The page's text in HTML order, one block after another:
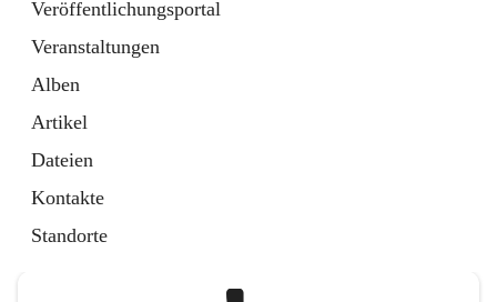
Veröffentlichungsportal
Veranstaltungen
Alben
Artikel
Dateien
Kontakte
Standorte